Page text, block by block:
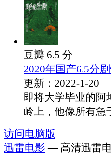
豆瓣 6.5 分
2020年国产6.5分
更新：2022-1-20
即将大学毕业的阿
岭上，他像所有急
访问电脑版
迅雷电影 — 高清迅雷